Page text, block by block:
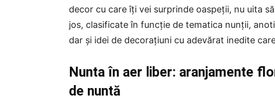
decor cu care îți vei surprinde oaspeții, nu uita
jos, clasificate în funcție de tematica nunții,
dar și idei de decorațiuni cu adevărat inedite
Nunta în aer liber: aranjamente
de nuntă